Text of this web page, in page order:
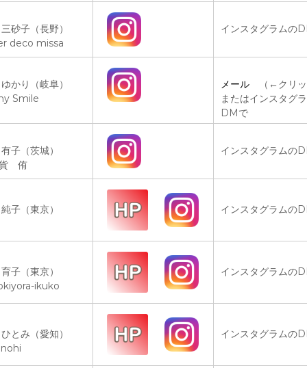
砂子（長野）
deco missa
インスタグラムの
かり（岐阜）
Smile
メール（←クリッ
またはインスタグ
DMで
子（茨城）
侑
インスタグラムの
子（東京） インスタグラムの
子（東京）
ikuko
インスタグラムの
とみ（愛知）
インスタグラムの